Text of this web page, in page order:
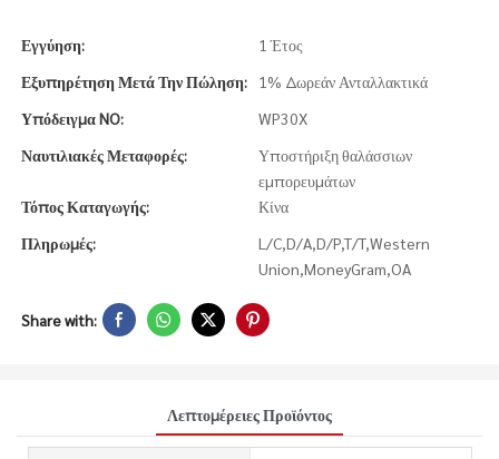
Εγγύηση:
1 Έτος
Εξυπηρέτηση Μετά Την Πώληση:
1% Δωρεάν Ανταλλακτικά
Υπόδειγμα NO:
WP30X
Ναυτιλιακές Μεταφορές:
Υποστήριξη θαλάσσιων
εμπορευμάτων
Τόπος Καταγωγής:
Κίνα
Πληρωμές:
L/C,D/A,D/P,T/T,Western
Union,MoneyGram,OA
Share with:
Λεπτομέρειες Προϊόντος